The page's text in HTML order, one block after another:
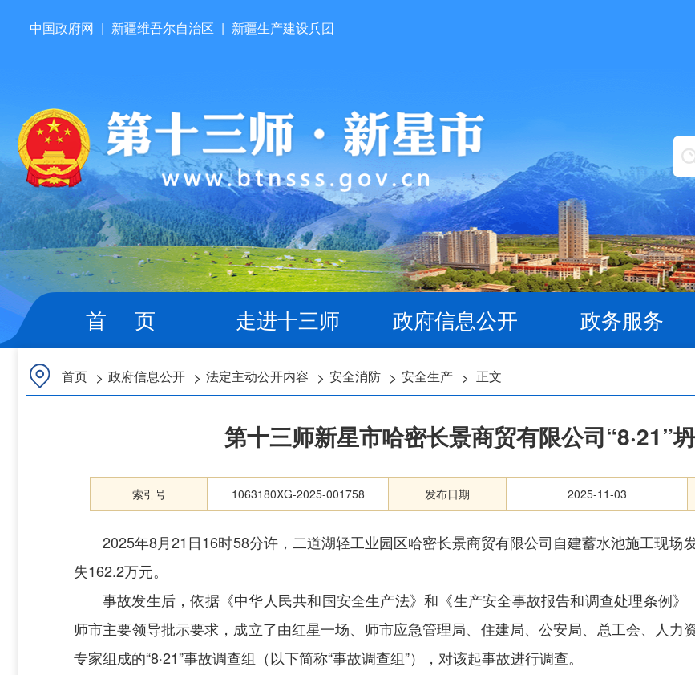
中国政府网 | 新疆维吾尔自治区 | 新疆生产建设兵团
首 页 走进十三师 政府信息公开 政务服务
首页 > 政府信息公开 > 法定主动公开内容 > 安全消防 > 安全生产 > 正文
第十三师新星市哈密长景商贸有限公司“8·21”
索引号 1063180XG-2025-001758 发布日期 2025-11-03
2025年8月21日16时58分许，二道湖轻工业园区哈密长景商贸有限公司自建蓄水池施工现场
失162.2万元。
事故发生后，依据《中华人民共和国安全生产法》和《生产安全事故报告和调查处理条例》
师市主要领导批示要求，成立了由红星一场、师市应急管理局、住建局、公安局、总工会、人力
专家组成的“8·21”事故调查组（以下简称“事故调查组”） ， 对该起事故进行调查。